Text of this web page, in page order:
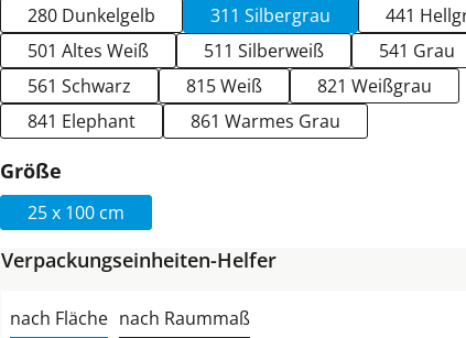
280 Dunkelgelb 311 Silbergrau
441
501 Altes Weiß
511 Silberweiß
541 Grau
561 Schwarz
815 Weiß
821 Weißgrau
841 Elephant
861 Warmes Grau
Größe
25 x 100 cm
Verpackungseinheiten-Helfer
nach Fläche nach Raummaß